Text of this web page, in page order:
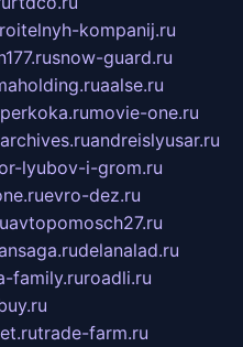
kompanij.ru
snow-guard.ru
aalse.ru
perkoka.rumovie-one.ru
andreislyusar.ru
lyubov-i-grom.ru
evro-dez.ru
avtopomosch27.ru
delanalad.ru
family.ruroadli.ru
trade-farm.ru